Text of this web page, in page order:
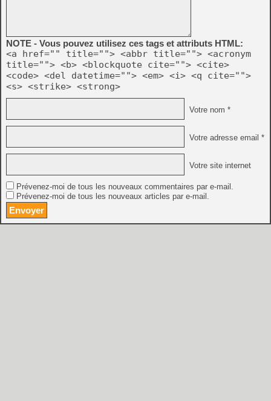
NOTE - Vous pouvez utilisez ces tags et attributs HTML:
<a href="" title=""> <abbr title=""> <acronym
title=""> <b> <blockquote cite=""> <cite>
<code> <del datetime=""> <em> <i> <q cite="">
<s> <strike> <strong>
Votre nom *
Votre adresse email *
Votre site internet
Prévenez-moi de tous les nouveaux commentaires par e-mail.
Prévenez-moi de tous les nouveaux articles par e-mail.